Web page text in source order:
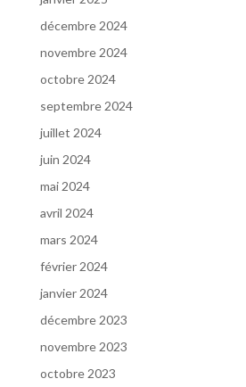
décembre 2024
novembre 2024
octobre 2024
septembre 2024
juillet 2024
juin 2024
mai 2024
avril 2024
mars 2024
février 2024
janvier 2024
décembre 2023
novembre 2023
octobre 2023